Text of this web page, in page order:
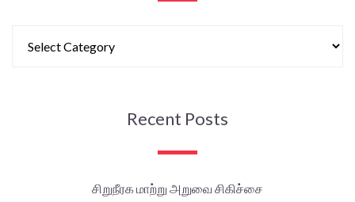
Recent Posts
சிறுநீரக மாற்று அறுவை சிகிச்சை